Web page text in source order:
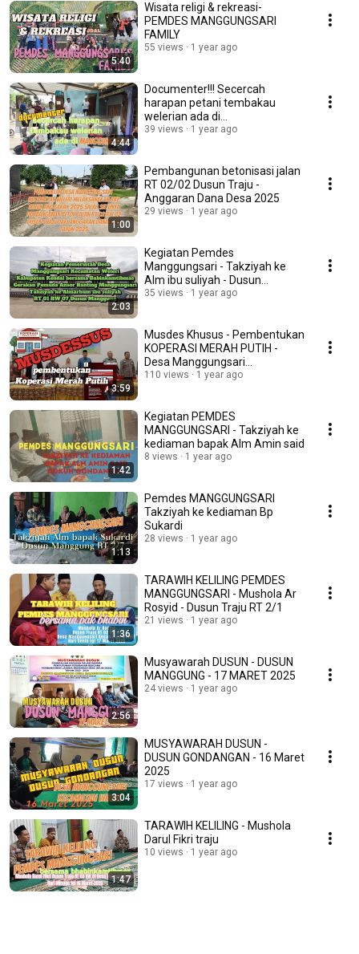
5:40
Wisata religi & rekreasi-
PEMDES MANGGUNGSARI
FAMILY
55 views 1 year ago
4:44
Documenter!!! Secercah
harapan petani tembakau
welerian ada di
MANGGUNGSARI - Poktan
39 views 1 year ago
1:00
Pembangunan betonisasi jalan
RT 02/02 Dusun Traju -
Anggaran Dana Desa 2025
29 views 1 year ago
2:03
Kegiatan Pemdes
Manggungsari - Takziyah ke
Alm ibu suliyah - Dusun
Manggung RT 01/07
35 views 1 year ago
3:59
Musdes Khusus - Pembentukan
KOPERASI MERAH PUTIH -
Desa Manggungsari
Kecamatan Weleri
110 views 1 year ago
1:42
Kegiatan PEMDES
MANGGUNGSARI - Takziyah ke
kediaman bapak Alm Amin said
8 views 1 year ago
1:13
Pemdes MANGGUNGSARI
Takziyah ke kediaman Bp
Sukardi
28 views 1 year ago
1:36
TARAWIH KELILING PEMDES
MANGGUNGSARI - Mushola Ar
Rosyid - Dusun Traju RT 2/1
21 views 1 year ago
2:56
Musyawarah DUSUN - DUSUN
MANGGUNG - 17 MARET 2025
24 views 1 year ago
3:04
MUSYAWARAH DUSUN -
DUSUN GONDANGAN - 16 Maret
2025
17 views 1 year ago
1:47
TARAWIH KELILING - Mushola
Darul Fikri traju
10 views 1 year ago